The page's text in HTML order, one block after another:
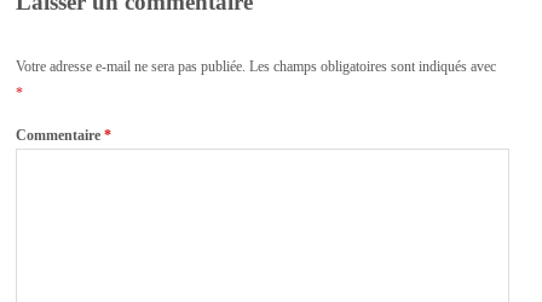
Votre adresse e-mail ne sera pas publiée. Les champs obligatoires sont indiqués avec
*
Commentaire*